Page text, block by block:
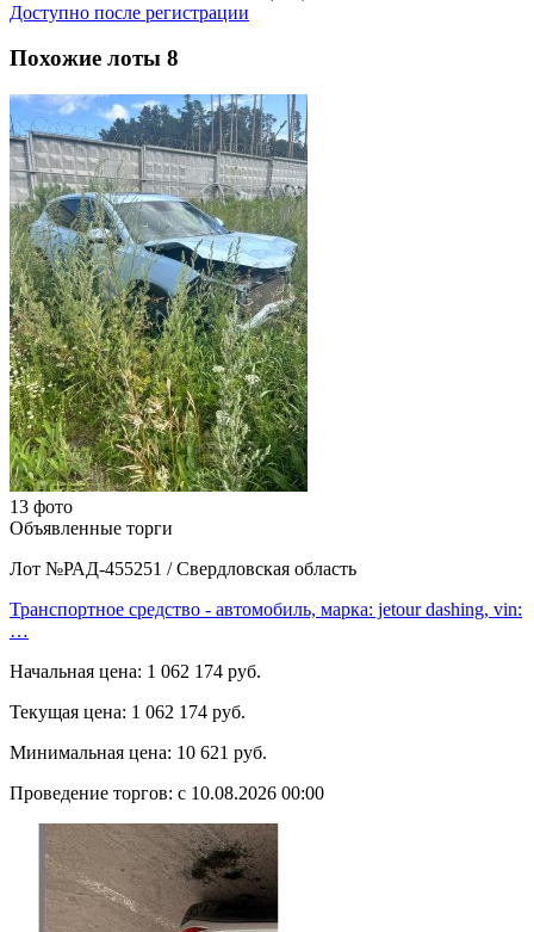
Доступно после регистрации
Похожие лоты 8
13 фото
Объявленные торги
Лот №РАД-455251 / Свердловская область
Транспортное средство - автомобиль, марка: jetour dashing, vin:
…
Начальная цена: 1 062 174 руб.
Текущая цена: 1 062 174 руб.
Минимальная цена: 10 621 руб.
Проведение торгов: с 10.08.2026 00:00